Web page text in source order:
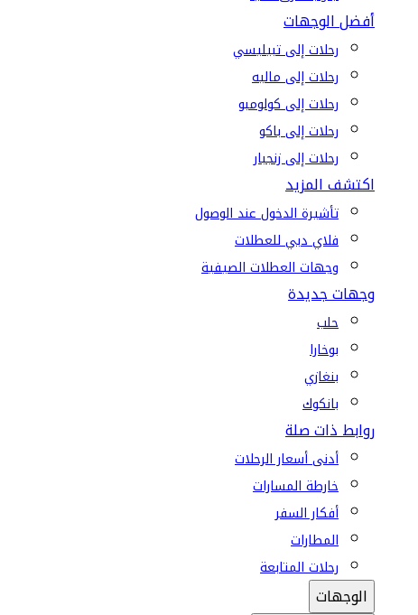
أفضل الوجهات
رحلات إلى تبيليسي
رحلات إلى ماليه
رحلات إلى كولومبو
رحلات إلى باكو
رحلات إلى زنجبار
اكتشف المزيد
تأشيرة الدخول عند الوصول
فلاي دبي للعطلات
وجهات العطلات الصيفية
وجهات جديدة
حلب
بوخارا
بنغازي
بانكوك
روابط ذات صلة
أدنى أسعار الرحلات
خارطة المسارات
أفكار السفر
المطارات
رحلات المتابعة
الوجهات